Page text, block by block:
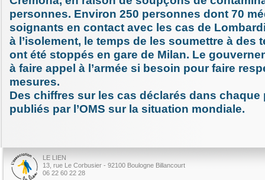
personnes. Environ 250 personnes dont 70
soignants en contact avec les cas de
à l’isolement, le temps de les soumettre à des
ont été stoppés en gare de Milan. Le
à faire appel à l’armée si besoin pour faire
mesures.
Des chiffres sur les cas déclarés dans chaque
publiés par l’OMS sur la situation mondiale.
LE LIEN
13, rue Le Corbusier - 92100 Boulogne Billancourt
06 22 60 22 28